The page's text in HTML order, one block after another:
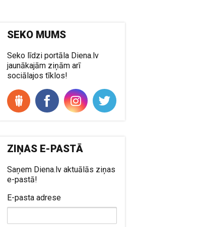
SEKO MUMS
Seko līdzi portāla Diena.lv
jaunākajām ziņām arī
sociālajos tīklos!
ZIŅAS E-PASTĀ
Saņem Diena.lv aktuālās ziņas
e-pastā!
E-pasta adrese